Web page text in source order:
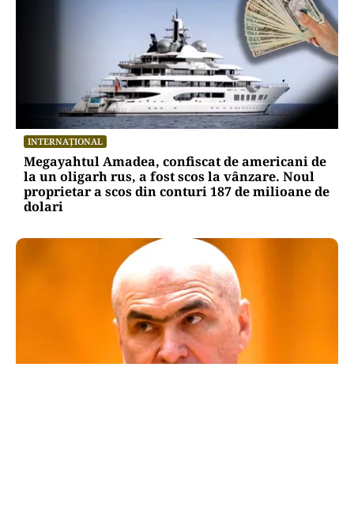
INTERNAȚIONAL
Megayahtul Amadea, confiscat de americani de
la un oligarh rus, a fost scos la vânzare. Noul
proprietar a scos din conturi 187 de milioane de
dolari